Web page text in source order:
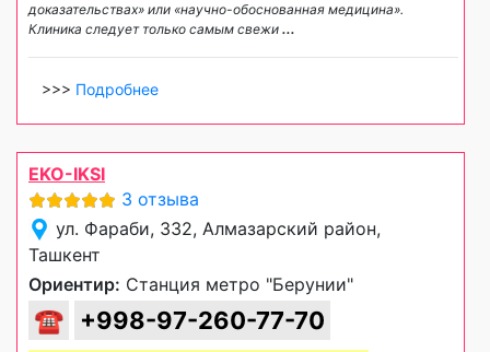
доказательствах» или «научно-обоснованная медицина».
Клиника следует только самым свежи ...
>>> Подробнее
EKO-IKSI
3 отзыва
ул. Фараби, 332, Алмазарский район,
Ташкент
Ориентир: Станция метро "Берунии"
☎ +998-97-260-77-70